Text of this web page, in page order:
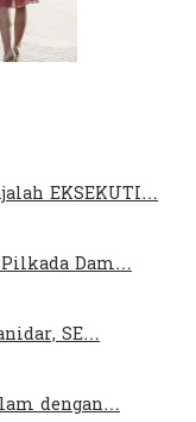
EKSEKUTI…
Pilkada Dam…
SE…
dengan…